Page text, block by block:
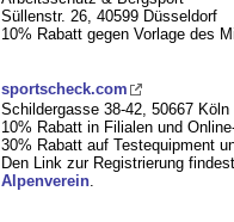
Süllenstr. 26, 40599 Düsseldorf
10% Rabatt gegen Vorlage des
sportscheck.com
Schildergasse 38-42, 50667 Köln
10% Rabatt in Filialen und
30% Rabatt auf Testequipment
Den Link zur Registrierung
Alpenverein.